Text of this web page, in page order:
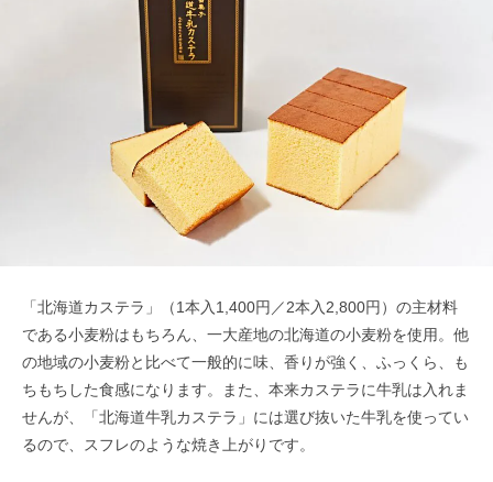
「北海道カステラ」（1本入1,400円／2本入2,800円）の主材料
である小麦粉はもちろん、一大産地の北海道の小麦粉を使用。他
の地域の小麦粉と比べて一般的に味、香りが強く、ふっくら、も
ちもちした食感になります。また、本来カステラに牛乳は入れま
せんが、「北海道牛乳カステラ」には選び抜いた牛乳を使ってい
るので、スフレのような焼き上がりです。